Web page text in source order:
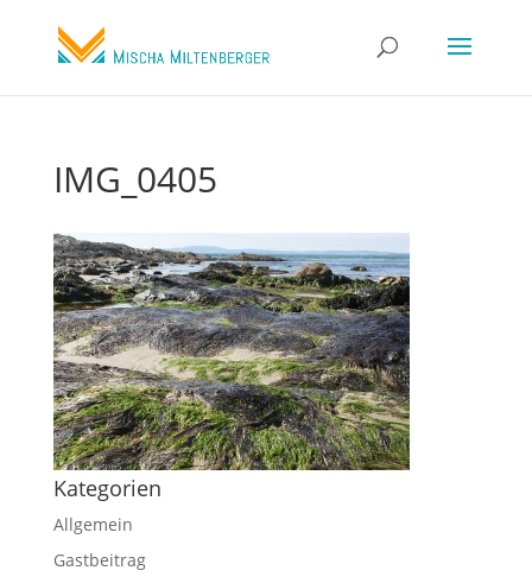
IMG_0405
Kategorien
Allgemein
Gastbeitrag